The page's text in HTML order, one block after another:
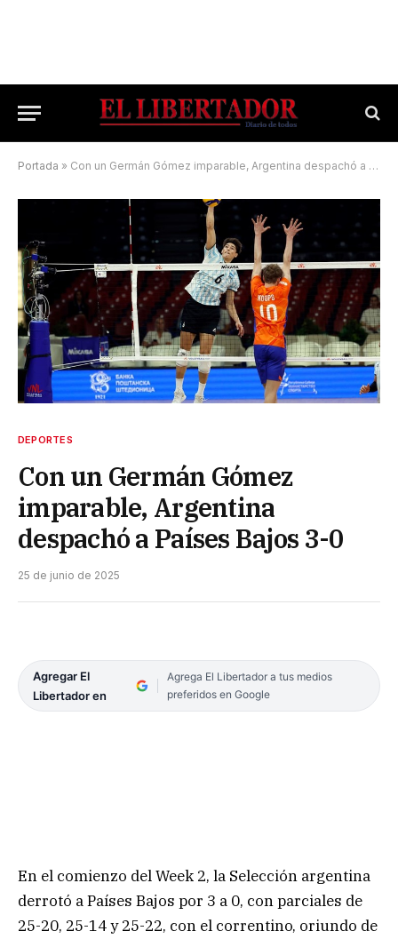
Portada » Con un Germán Gómez imparable, Argentina despachó a Países Bajos 3-0
DEPORTES
Con un Germán Gómez
imparable, Argentina
despachó a Países Bajos 3-0
25 de junio de 2025
Agregar El
Libertador en
Agrega El Libertador a tus medios
preferidos en Google
En el comienzo del Week 2, la Selección argentina
derrotó a Países Bajos por 3 a 0, con parciales de
25-20, 25-14 y 25-22, con el correntino, oriundo de